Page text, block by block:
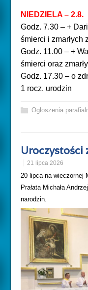
NIEDZIELA – 2.8.
Godz. 7.30 – +
śmierci i zmarłych
Godz. 11.00 – +
śmierci oraz
Godz. 17.30 – o
1 rocz. urodzin
Ogłoszenia
Uroczystości
21 lipca 2026
20 lipca na wieczornej
Prałata Michała
narodzin.